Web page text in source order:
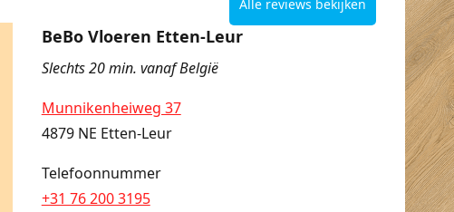
Alle reviews bekijken
BeBo Vloeren Etten-Leur
Slechts 20 min. vanaf België
Munnikenheiweg 37
4879 NE Etten-Leur
Telefoonnummer
+31 76 200 3195